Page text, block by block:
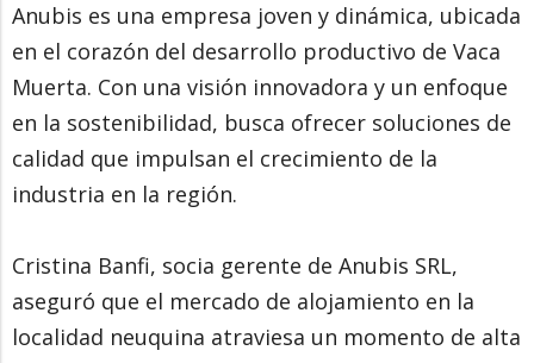
Anubis es una empresa joven y dinámica, ubicada
en el corazón del desarrollo productivo de Vaca
Muerta. Con una visión innovadora y un enfoque
en la sostenibilidad, busca ofrecer soluciones de
calidad que impulsan el crecimiento de la
industria en la región.
Cristina Banfi, socia gerente de Anubis SRL,
aseguró que el mercado de alojamiento en la
localidad neuquina atraviesa un momento de alta